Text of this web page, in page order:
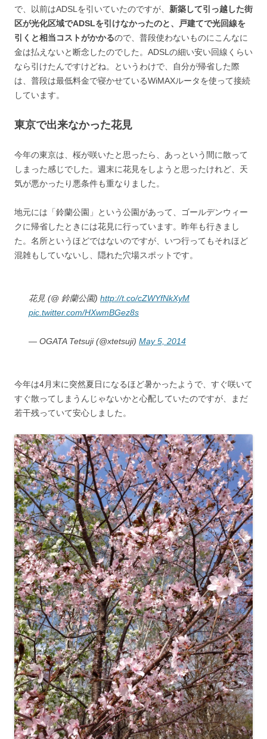
で、以前はADSLを引いていたのですが、 新築して引っ越した街
区が光化区域でADSLを引けなかったのと、戸建てで光回線を
引くと相当コストがかかるので、普段使わないものにこんなに
金は払えないと断念したのでした。ADSLの細い安い回線くらい
なら引けたんですけどね。というわけで、自分が帰省した際
は、普段は最低料金で寝かせているWiMAXルータを使って接続
しています。
東京で出来なかった花見
今年の東京は、桜が咲いたと思ったら、あっという間に散って
しまった感じでした。週末に花見をしようと思ったけれど、天
気が悪かったり悪条件も重なりました。
地元には「鈴蘭公園」という公園があって、ゴールデンウィー
クに帰省したときには花見に行っています。昨年も行きまし
た。名所というほどではないのですが、いつ行ってもそれほど
混雑もしていないし、隠れた穴場スポットです。
花見 (@ 鈴蘭公園) http://t.co/cZWYfNkXyM
pic.twitter.com/HXwmBGez8s
— OGATA Tetsuji (@xtetsuji) May 5, 2014
今年は4月末に突然夏日になるほど暑かったようで、すぐ咲いて
すぐ散ってしまうんじゃないかと心配していたのですが、まだ
若干残っていて安心しました。